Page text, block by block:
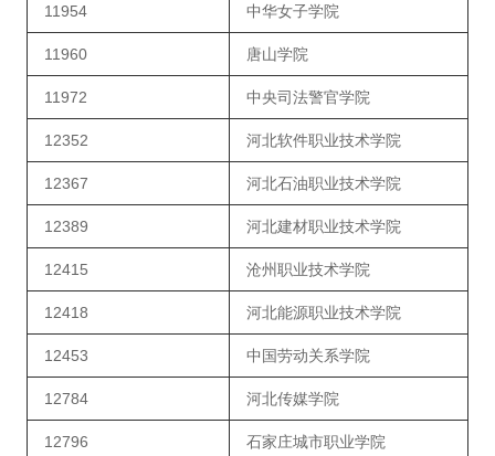
11954 中华女子学院
11960 唐山学院
11972 中央司法警官学院
12352 河北软件职业技术学院
12367 河北石油职业技术学院
12389 河北建材职业技术学院
12415 沧州职业技术学院
12418 河北能源职业技术学院
12453 中国劳动关系学院
12784 河北传媒学院
12796 石家庄城市职业学院